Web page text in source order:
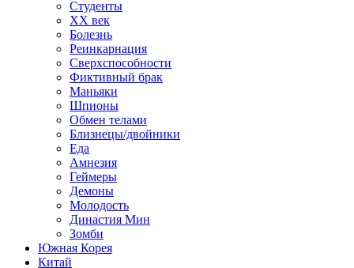
Студенты
ХХ век
Болезнь
Реинкарнация
Сверхспособности
Фиктивный брак
Маньяки
Шпионы
Обмен телами
Близнецы/двойники
Еда
Амнезия
Геймеры
Демоны
Молодость
Династия Мин
Зомби
Южная Корея
Китай